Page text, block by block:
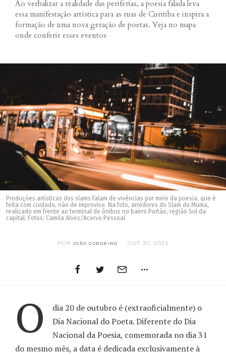
Ao verbalizar a realidade das periferias, a poesia falada leva
essa manifestação artística para as ruas de Curitiba e inspira a
formação de uma nova geração de poetas. Veja no mapa
onde conferir esses eventos
Produções artísticas dos slams falam de vivências por meio da poesia, que é
feita com cuidado, não de improviso. Na foto, arredores do Slam do Muma,
realizado em frente ao terminal de ônibus no bairro Portão, região Sul da
capital. Fotos: Camila Alves/Acervo Pessoal
PORJOÃO CORDEIRO OUT 30, 2025
O
dia 20 de outubro é (extraoficialmente) o
Dia Nacional do Poeta. Diferente do Dia
Nacional da Poesia, comemorada no dia 31
do mesmo mês, a data é dedicada exclusivamente à